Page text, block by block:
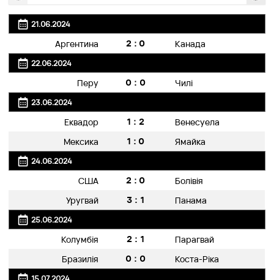
21.06.2024
Аргентина 2:0 Канада
22.06.2024
Перу 0:0 Чилі
23.06.2024
Еквадор 1:2
Венесуела
Мексика
1:0 Ямайка
24.06.2024
США 2:0
Болівія
Уругвай
3:1 Панама
25.06.2024
Колумбія 2:1
Парагвай
Бразилія
0:0 Коста-Ріка